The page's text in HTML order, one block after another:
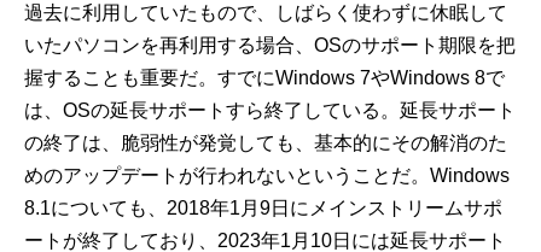
過去に利用していたもので、しばらく使わずに休眠して
いたパソコンを再利用する場合、OSのサポート期限を把
握することも重要だ。すでにWindows 7やWindows 8で
は、OSの延長サポートすら終了している。延長サポート
の終了は、脆弱性が発覚しても、基本的にその解消のた
めのアップデートが行われないということだ。Windows
8.1についても、2018年1月9日にメインストリームサポ
ートが終了しており、2023年1月10日には延長サポート